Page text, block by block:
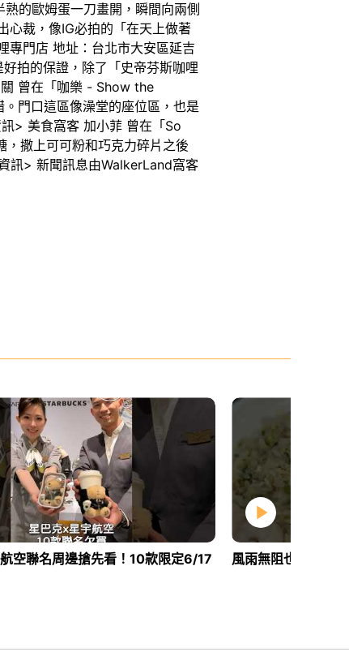
的歐姆蛋一刀畫開，瞬間向兩側
心裁，像IG必拍的「在天上做著
專門店 地址：台北市大安區延吉
拍的保證，除了「史帝芬斯咖哩
曾在「咖樂 - Show the
門口這區像澡堂的座位區，也是
> 美食窩客 加小菲 曾在「So
撒上可可粉和巧克力碎片之後
訊> 新聞訊息由WalkerLand窩客
空聯名周邊搶先看！10款限定6/17
風雨無阻也要吃的